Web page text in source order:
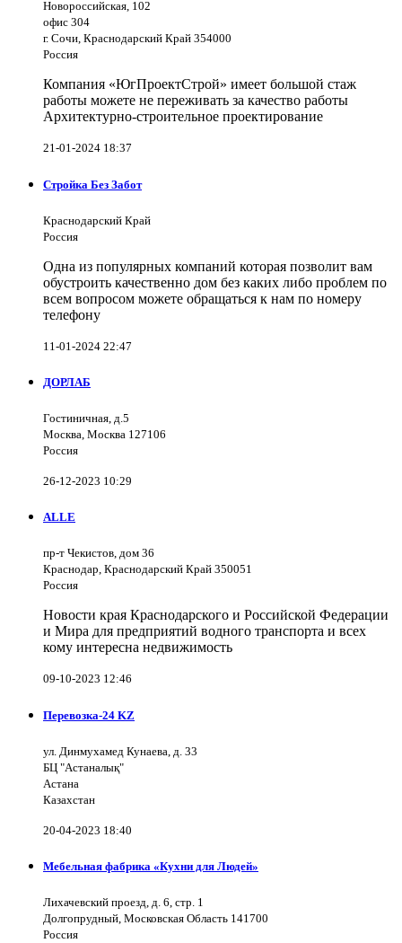
Новороссийская, 102
офис 304
г. Сочи, Краснодарский Край 354000
Россия
Компания «ЮгПроектСтрой» имеет большой стаж
работы можете не переживать за качество работы
Архитектурно-строительное проектирование
21-01-2024 18:37
Стройка Без Забот
Краснодарский Край
Россия
Одна из популярных компаний которая позволит вам
обустроить качественно дом без каких либо проблем по
всем вопросом можете обращаться к нам по номеру
телефону
11-01-2024 22:47
ДОРЛАБ
Гостиничная, д.5
Москва, Москва 127106
Россия
26-12-2023 10:29
ALLE
пр-т Чекистов, дом 36
Краснодар, Краснодарский Край 350051
Россия
Новости края Краснодарского и Российской Федерации
и Мира для предприятий водного транспорта и всех
кому интересна недвижимость
09-10-2023 12:46
Перевозка-24 KZ
ул. Динмухамед Кунаева, д. 33
БЦ "Астаналық"
Астана
Казахстан
20-04-2023 18:40
Мебельная фабрика «Кухни для Людей»
Лихачевский проезд, д. 6, стр. 1
Долгопрудный, Московская Область 141700
Россия